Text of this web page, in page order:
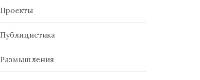
Проекты
Публицистика
Размышления